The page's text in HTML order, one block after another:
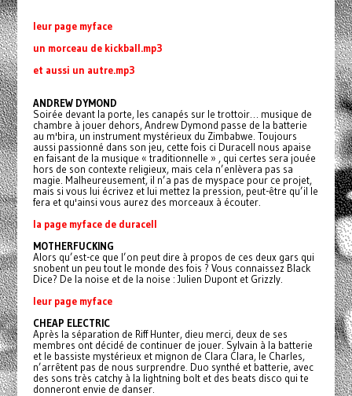
leur page myface
un morceau de kickball.mp3
et aussi un autre.mp3
ANDREW DYMOND
Soirée devant la porte, les canapés sur le trottoir… musique de
chambre à jouer dehors, Andrew Dymond passe de la batterie
au m'bira, un instrument mystérieux du Zimbabwe. Toujours
aussi passionné dans son jeu, cette fois ci Duracell nous apaise
en faisant de la musique « traditionnelle » , qui certes sera jouée
hors de son contexte religieux, mais cela n’enlèvera pas sa
magie. Malheureusement, il n’a pas de myspace pour ce projet,
mais si vous lui écrivez et lui mettez la pression, peut-être qu’il le
fera et qu'ainsi vous aurez des morceaux à écouter.
la page myface de duracell
MOTHERFUCKING
Alors qu’est-ce que l’on peut dire à propos de ces deux gars qui
snobent un peu tout le monde des fois ? Vous connaissez Black
Dice? De la noise et de la noise : Julien Dupont et Grizzly.
leur page myface
CHEAP ELECTRIC
Après la séparation de Riff Hunter, dieu merci, deux de ses
membres ont décidé de continuer de jouer. Sylvain à la batterie
et le bassiste mystérieux et mignon de Clara Clara, le Charles,
n’arrêtent pas de nous surprendre. Duo synthé et batterie, avec
des sons très catchy à la lightning bolt et des beats disco qui te
donneront envie de danser.